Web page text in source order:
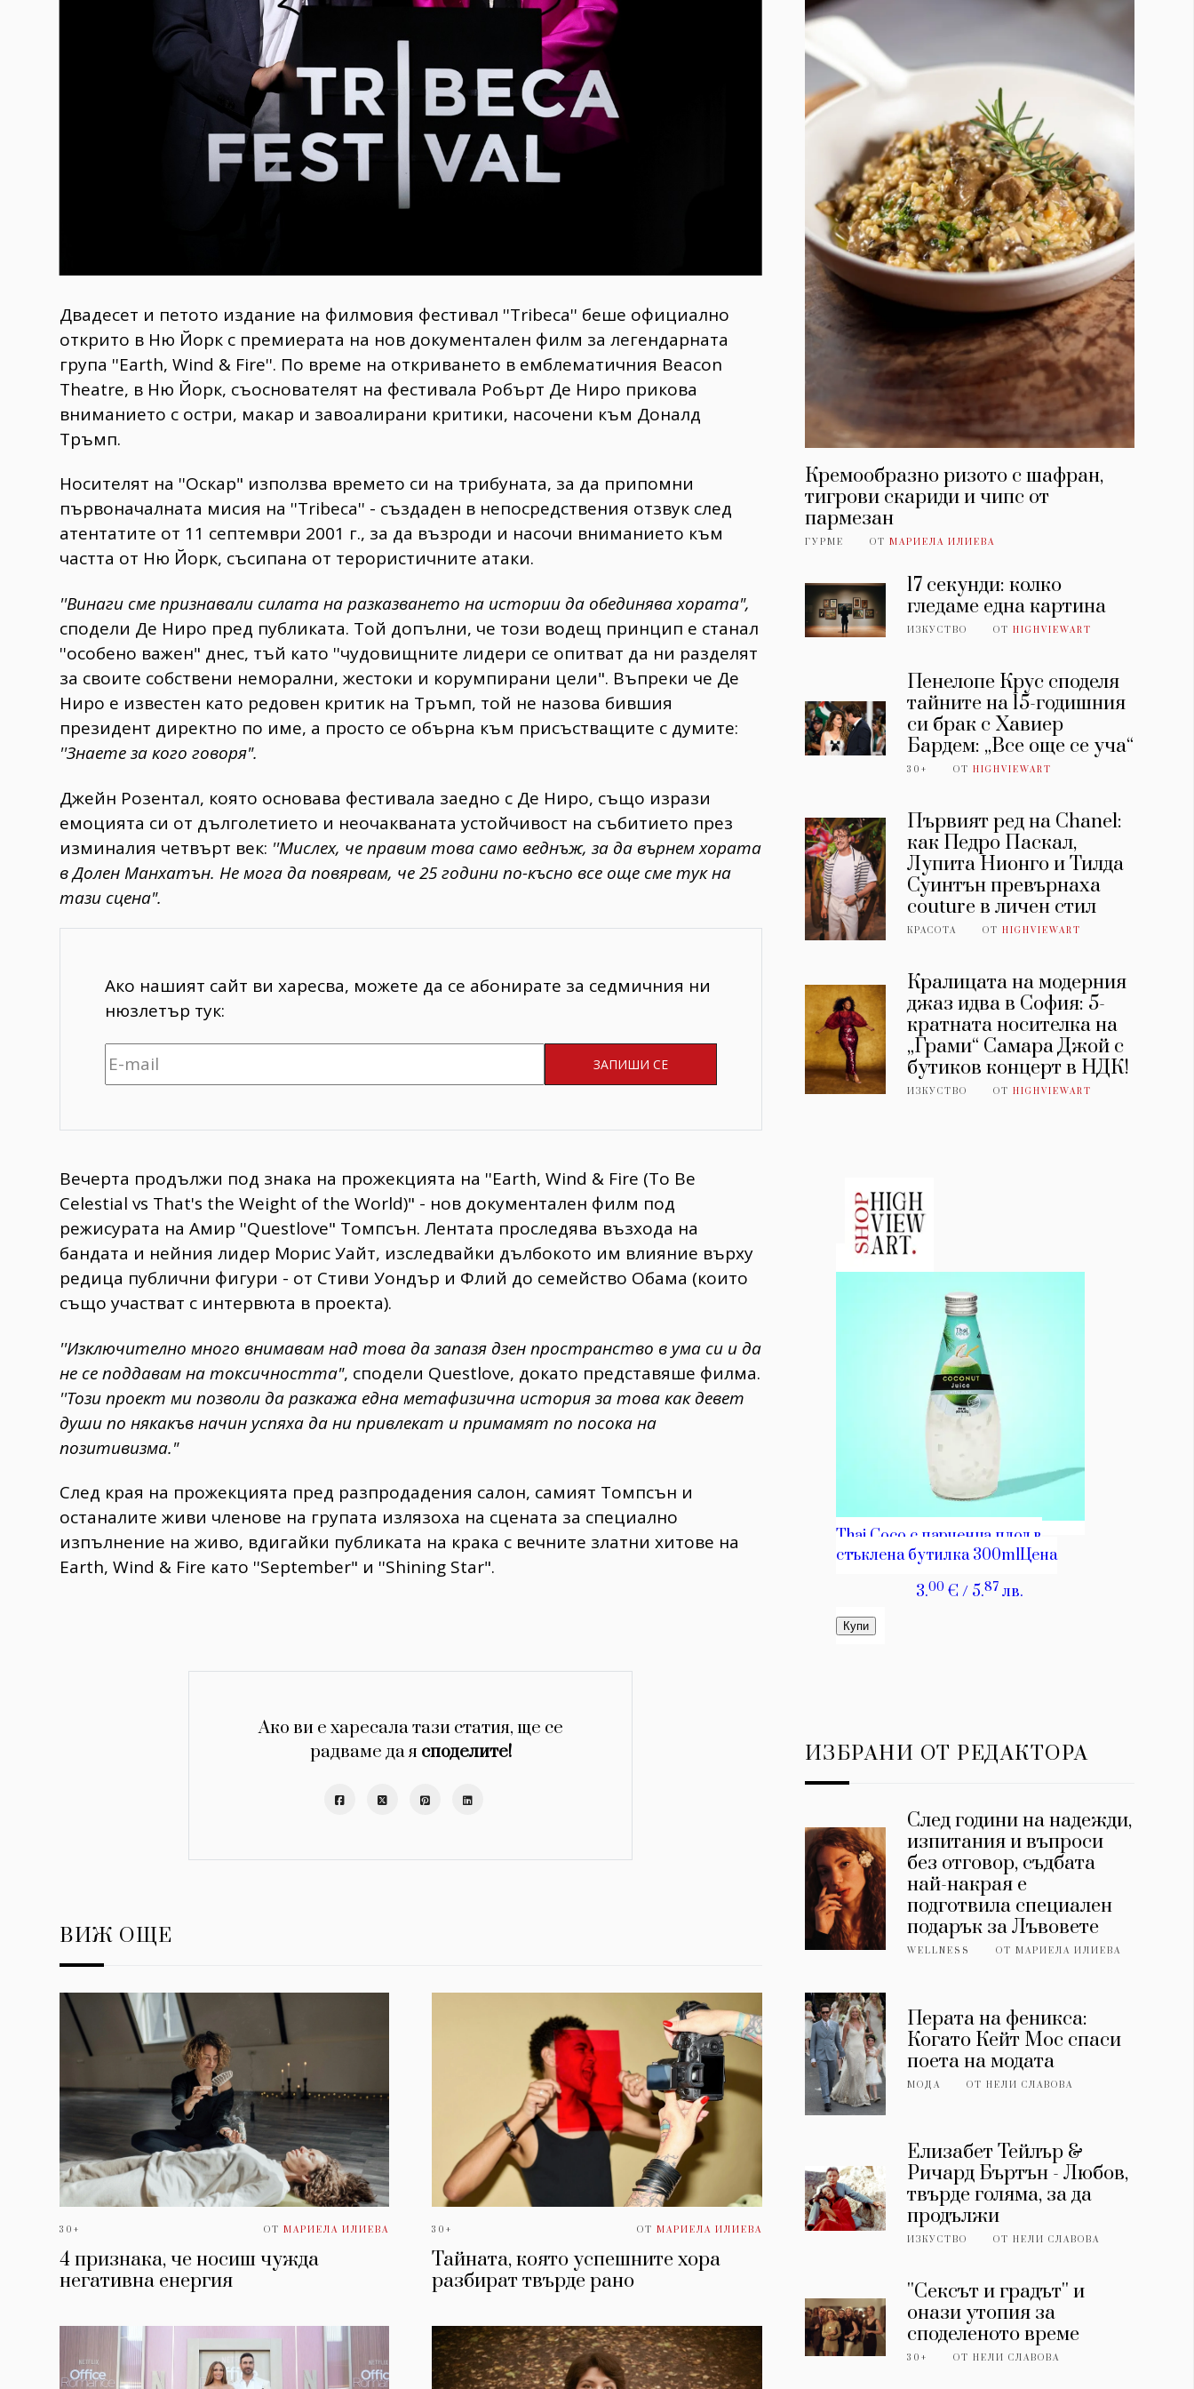
​Двадесет и петото издание на филмовия фестивал ''Tribeca'' беше официално
открито в Ню Йорк с премиерата на нов документален филм за легендарната
група ''Earth, Wind & Fire''. По време на откриването в емблематичния Beacon
Theatre, в Ню Йорк, съоснователят на фестивала Робърт Де Ниро прикова
вниманието с остри, макар и завоалирани критики, насочени към Доналд
Тръмп.
​Носителят на ''Оскар" използва времето си на трибуната, за да припомни
първоначалната мисия на ''Tribeca'' - създаден в непосредствения отзвук след
атентатите от 11 септември 2001 г., за да възроди и насочи вниманието към
частта от Ню Йорк, съсипана от терористичните атаки.
​''Винаги сме признавали силата на разказването на истории да обединява хората",
сподели Де Ниро пред публиката. ​Той допълни, че този водещ принцип е станал
''особено важен" днес, тъй като ''чудовищните лидери се опитват да ни разделят
за своите собствени неморални, жестоки и корумпирани цели". Въпреки че Де
Ниро е известен като редовен критик на Тръмп, той не назова бившия
президент директно по име, а просто се обърна към присъстващите с думите:
''Знаете за кого говоря".
​Джейн Розентал, която основава фестивала заедно с Де Ниро, също изрази
емоцията си от дълголетието и неочакваната устойчивост на събитието през
изминалия четвърт век: ''Мислех, че правим това само веднъж, за да върнем хората
в Долен Манхатън. Не мога да повярвам, че 25 години по-късно все още сме тук на
тази сцена".
Ако нашият сайт ви харесва, можете да се абонирате за седмичния ни
нюзлетър тук:
​Вечерта продължи под знака на прожекцията на ''Earth, Wind & Fire (To Be
Celestial vs That's the Weight of the World)" - нов документален филм под
режисурата на Амир ''Questlove" Томпсън. Лентата проследява възхода на
бандата и нейния лидер Морис Уайт, изследвайки дълбокото им влияние върху
редица публични фигури - от Стиви Уондър и Флий до семейство Обама (които
също участват с интервюта в проекта).
''Изключително много внимавам над това да запазя дзен пространство в ума си и да
не се поддавам на токсичността", сподели Questlove, докато представяше филма.
''Този проект ми позволи да разкажа една метафизична история за това как девет
души по някакъв начин успяха да ни привлекат и примамят по посока на
позитивизма."
​След края на прожекцията пред разпродадения салон, самият Томпсън и
останалите живи членове на групата излязоха на сцената за специално
изпълнение на живо, вдигайки публиката на крака с вечните златни хитове на
Earth, Wind & Fire като ''September" и ''Shining Star".
Ако ви е харесала тази статия, ще се
радваме да я споделите!
ВИЖ ОЩЕ
30+ ОТМАРИЕЛА ИЛИЕВА
4 признака, че носиш чужда
негативна енергия
30+ ОТ МАРИЕЛА ИЛИЕВА
Тайната, която успешните хора
разбират твърде рано
Кремообразно ризото с шафран,
тигрови скариди и чипс от
пармезан
ГУРМЕ ОТ МАРИЕЛА ИЛИЕВА
17 секунди: колко
гледаме една картина
ИЗКУСТВО ОТHIGHVIEWART
Пенелопе Крус споделя
тайните на 15-годишния
си брак с Хавиер
Бардем: „Все още се уча“
30+ ОТHIGHVIEWART
Първият ред на Chanel:
как Педро Паскал,
Лупита Нионго и Тилда
Суинтън превърнаха
couture в личен стил
КРАСОТА ОТHIGHVIEWART
Кралицата на модерния
джаз идва в София: 5-
кратната носителка на
„Грами“ Самара Джой с
бутиков концерт в НДК!
ИЗКУСТВО ОТHIGHVIEWART
ИЗБРАНИ ОТ РЕДАКТОРА
След години на надежди,
изпитания и въпроси
без отговор, съдбата
най-накрая е
подготвила специален
подарък за Лъвовете
WELLNESS ОТМАРИЕЛА ИЛИЕВА
Перата на феникса:
Когато Кейт Мос спаси
поета на модата
МОДА ОТНЕЛИ СЛАВОВА
Елизабет Тейлър &
Ричард Бъртън - Любов,
твърде голяма, за да
продължи
ИЗКУСТВО ОТНЕЛИ СЛАВОВА
''Сексът и градът'' и
онази утопия за
споделеното време
30+ ОТНЕЛИ СЛАВОВА